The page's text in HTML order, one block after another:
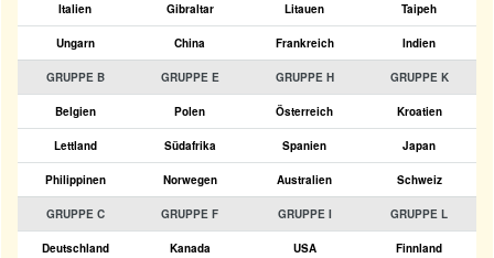
Italien Gibraltar Litauen Taipeh
Ungarn China Frankreich Indien
GRUPPE B GRUPPE E GRUPPE H GRUPPE K
Belgien Polen Österreich Kroatien
Lettland Südafrika Spanien Japan
Philippinen Norwegen Australien Schweiz
GRUPPE C GRUPPE F GRUPPE I GRUPPE L
Deutschland Kanada USA Finnland